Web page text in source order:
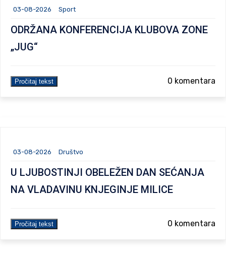
03-08-2026 Sport
ODRŽANA KONFERENCIJA KLUBOVA ZONE
„JUG“
Pročitaj tekst 0 komentara
03-08-2026 Društvo
U LJUBOSTINJI OBELEŽEN DAN SEĆANJA
NA VLADAVINU KNJEGINJE MILICE
Pročitaj tekst 0 komentara